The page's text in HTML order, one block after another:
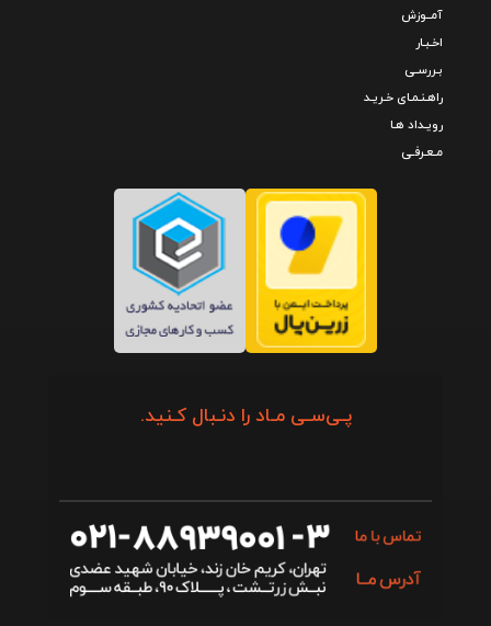
آمــوزش
اخـبـار
بـررسـی
راهـنـمـای خـریـد
رویـداد هـا
مـعـرفـی
پـی‌سـی مـاد را دنـبال کـنید.